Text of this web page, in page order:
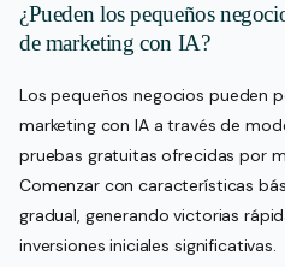
¿Pueden los pequeños
de marketing con IA?
Los pequeños negocios pueden
marketing con IA a través de
pruebas gratuitas ofrecidas por
Comenzar con características
gradual, generando victorias
inversiones iniciales significativas.